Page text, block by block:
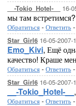
__-Tokio_Hotel-__ 16-
мы там
Обратиться - Ответить -
Star_Girl6 16-05-2007-
Emo_Kivi, Ещё
качество! Краше
Обратиться - Ответить -
Star_Girl6 16-05-2007-
__-Tokio_Hotel-__
Обратиться - Ответить -